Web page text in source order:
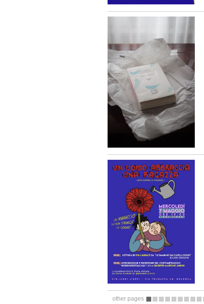
other pages